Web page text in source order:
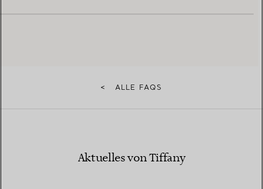
< ALLE FAQS
Aktuelles von Tiffany